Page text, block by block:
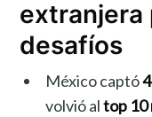
extranjera
desafíos
México captó
volvió altop 10